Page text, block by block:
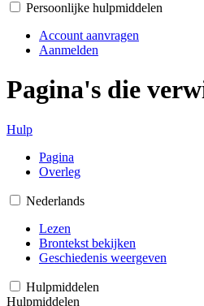
Persoonlijke hulpmiddelen
Account aanvragen
Aanmelden
Pagina's die
Hulp
Pagina
Overleg
Nederlands
Lezen
Brontekst bekijken
Geschiedenis weergeven
Hulpmiddelen
Hulpmiddelen